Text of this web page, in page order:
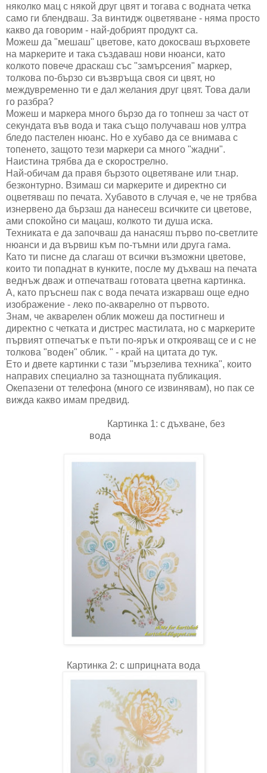
няколко мац с някой друг цвят и тогава с водната четка
само ги блендваш. За винтидж оцветяване - няма просто
какво да говорим - най-добрият продукт са.
Можеш да "мешаш" цветове, като докосваш върховете
на маркерите и така създаваш нови нюанси, като
колкото повече драскаш със "замърсения" маркер,
толкова по-бързо си възвръща своя си цвят, но
междувременно ти е дал желания друг цвят. Това дали
го разбра?
Можеш и маркера много бързо да го топнеш за част от
секундата във вода и така също получаваш нов ултра
бледо пастелен нюанс. Но е хубаво да се внимава с
топенето, защото тези маркери са много "жадни".
Наистина трябва да е скорострелно.
Най-обичам да правя бързото оцветяване или т.нар.
безконтурно. Взимаш си маркерите и директно си
оцветяваш по печата. Хубавото в случая е, че не трябва
изнервено да бързаш да нанесеш всичките си цветове,
ами спокойно си мацаш, колкото ти душа иска.
Техниката е да започваш да нанасяш първо по-светлите
нюанси и да вървиш към по-тъмни или друга гама.
Като ти писне да слагаш от всички възможни цветове,
които ти попаднат в кунките, после му дъхваш на печата
веднъж дваж и отпечатваш готовата цветна картинка.
А, като пръснеш пак с вода печата изкарваш още едно
изображение - леко по-акварелно от първото.
Знам, че акварелен облик можеш да постигнеш и
директно с четката и дистрес мастилата, но с маркерите
първият отпечатък е пъти по-ярък и открояващ се и с не
толкова "воден" облик. " - край на цитата до тук.
Ето и двете картинки с тази "мързелива техника", които
направих специално за тазнощната публикация.
Окепазени от телефона (много се извинявам), но пак се
вижда какво имам предвид.
Картинка 1: с дъхване, без
вода
Картинка 2: с шприцната вода